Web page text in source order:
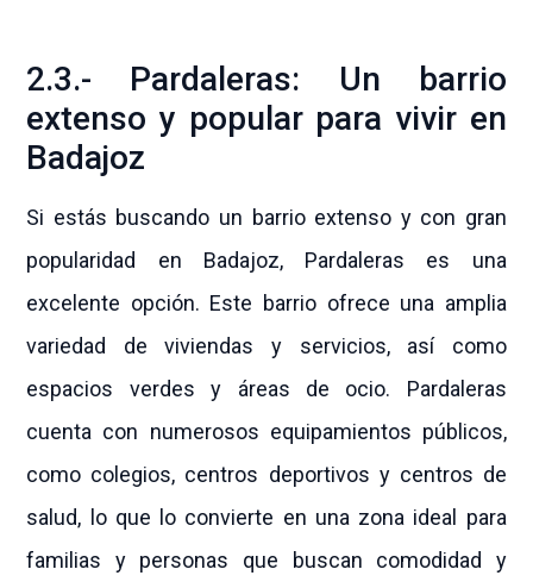
2.3.- Pardaleras: Un barrio
extenso y popular para vivir en
Badajoz
Si estás buscando un barrio extenso y con gran
popularidad en Badajoz, Pardaleras es una
excelente opción. Este barrio ofrece una amplia
variedad de viviendas y servicios, así como
espacios verdes y áreas de ocio. Pardaleras
cuenta con numerosos equipamientos públicos,
como colegios, centros deportivos y centros de
salud, lo que lo convierte en una zona ideal para
familias y personas que buscan comodidad y